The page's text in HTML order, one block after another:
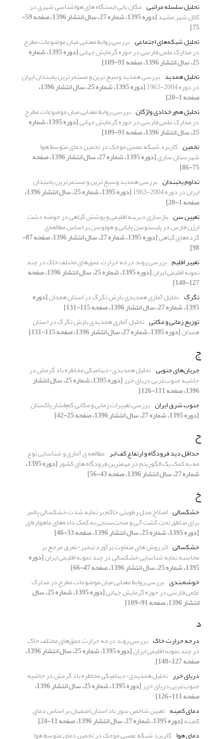
تحلیل سلسله مراتبی مکان یابی ایستگاه های هواشناسی شهری در
کلان شهر مشهد [دوره 1395، شماره 27، سال انتشار 1396، صفحه 59-
75]
تحلیل شبکه‌های اجتماعی بررسی روابط معنایی میان موضوعات مطرح
در مدارک علمی فارسی در حوزه گرمایش جهانی [دوره 1395، شماره
25، سال انتشار 1396، صفحه 91-109]
تحلیل همدید بررسی همدید وسیع ترین و مستمرترین یخبندان ایران
در دوره 2004-1963 [دوره 1395، شماره 25، سال انتشار 1396،
صفحه 1-20]
تحلیل هم‌رخدادی واژگان بررسی روابط معنایی میان موضوعات مطرح
در مدارک علمی فارسی در حوزه گرمایش جهانی [دوره 1395، شماره
25، سال انتشار 1396، صفحه 91-109]
تخمین کاربرد شبکه‌ عصبی موجک در تخمین دمای متوسط هوا
شهرستان ساری [دوره 1395، شماره 27، سال انتشار 1396، صفحه
75-86]
تداوم یخبندان بررسی همدید وسیع ترین و مستمرترین یخبندان
ایران در دوره 2004-1963 [دوره 1395، شماره 25، سال انتشار 1396،
صفحه 1-20]
تعیین سن باز‌سازی دیرینه اقلیمی و پوشش گیاهی در حوضه دشت
ارژن فارس در پلیستوسن پایانی و هولوسن بر اساس مطالعه‌ی
گرده‌های گیاهی [دوره 1395، شماره 27، سال انتشار 1396، صفحه 87-
98]
تغییر اقلیم بررسی روند درجه حرارت عمق‌های مختلف خاک در چند
نمونه اقلیمی ایران [دوره 1395، شماره 25، سال انتشار 1396، صفحه
127-140]
تگرگ تحلیل آماری همدیدی بارش تگرگ در استان همدان[دوره
1395، شماره 27، سال انتشار 1396، صفحه 115-131]
توزیع زمانی و مکانی تحلیل آماری همدیدی بارش تگرگ در استان
همدان[دوره 1395، شماره 27، سال انتشار 1396، صفحه 115-131]
ج
جریان‌های جنوبی تحلیل همدیدی-دینامیکی مخاطره باد گرمش در
حاشیه جنوب‌غربی دریای خزر [دوره 1395، شماره 25، سال انتشار
1396، صفحه 111-126]
جنوب شرق ایران بررسی تغییرات زمانی و مکانی کم‌فشار پاکستان
[دوره 1395، شماره 27، سال انتشار 1396، صفحه 25-42]
ح
حداقل دید فرودگاه و ارتفاع کف ابر مطالعه ی آماری و شناسایی نوع
مه به کمک یک الگوریتم در مهمترین فرودگاه های کشور [دوره 1395،
شماره 27، سال انتشار 1396، صفحه 43-56]
خ
خشکسالی اصلاح مدل رطوبتی حاکم بر نمایه شدت خشکسالی پالمر
برای مناطق تحت کشت آبی و صحت‌سنجی به کمک داده‌های ماهواره‌ای
[دوره 1395، شماره 25، سال انتشار 1396، صفحه 33-46]
خشکسالی اثر روش های متفاوت برآورد تبخیر-تعرق مرجع بر
محاسبه نمایه شناسایی خشکسالی در چند نمونه اقلیمی ایران[دوره
1395، شماره 25، سال انتشار 1396، صفحه 47-66]
خوشه‌بندی بررسی روابط معنایی میان موضوعات مطرح در مدارک
علمی فارسی در حوزه گرمایش جهانی [دوره 1395، شماره 25، سال
انتشار 1396، صفحه 91-109]
د
درجه حرارت خاک بررسی روند درجه حرارت عمق‌های مختلف خاک
در چند نمونه اقلیمی ایران [دوره 1395، شماره 25، سال انتشار 1396،
صفحه 127-140]
دریای خزر تحلیل همدیدی-دینامیکی مخاطره باد گرمش در حاشیه
جنوب‌غربی دریای خزر [دوره 1395، شماره 25، سال انتشار 1396،
صفحه 111-126]
دمای کمینه تعیین شاخص سوز باد استان اصفهان بر اساس دمای
کمینه[دوره 1395، شماره 27، سال انتشار 1396، صفحه 11-24]
دمای هوا کاربرد شبکه‌ عصبی موجک در تخمین دمای متوسط هوا